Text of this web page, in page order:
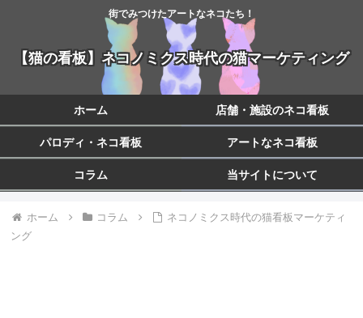
街でみつけたアートなネコたち！
【猫の看板】ネコノミクス時代の猫マーケティング
ホーム 店舗・施設のネコ看板
パロディ・ネコ看板 アートなネコ看板
コラム 当サイトについて
ホーム コラム
ネコノミクス時代の猫看板マーケティ
ング